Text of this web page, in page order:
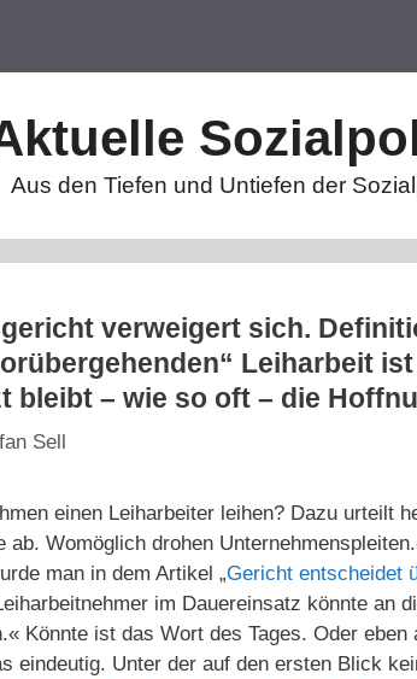
Aus den Tiefen und Untiefen der
verweigert sich.
Leiharbeit
bleibt – wie so oft – die
Sell
einen Leiharbeiter leihen? Dazu urteilt
ab. Womöglich drohen
man in dem Artikel „Gericht entscheidet
im Dauereinsatz könnte an
Könnte ist das Wort des Tages. Oder
eindeutig. Unter der auf den ersten Blick